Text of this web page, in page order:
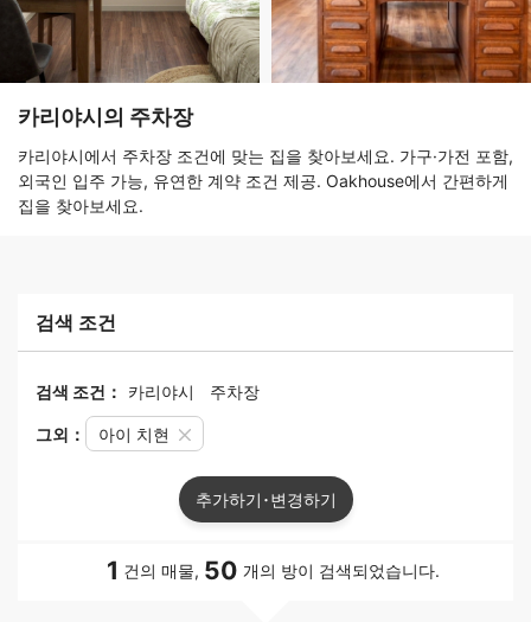
카리야시의 주차장
카리야시에서 주차장 조건에 맞는 집을 찾아보세요. 가구·가전 포함,
외국인 입주 가능, 유연한 계약 조건 제공. Oakhouse에서 간편하게
집을 찾아보세요.
검색 조건
검색 조건： 카리야시 주차장
그외： 아이 치현
추가하기･변경하기
1 건의 매물, 50 개의 방이 검색되었습니다.